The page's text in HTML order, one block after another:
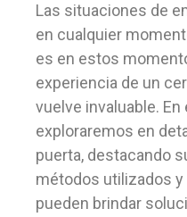
Las situaciones de
en cualquier
es en estos
experiencia de un
vuelve invaluable.
exploraremos en
puerta, destacando
métodos utilizados
pueden brindar